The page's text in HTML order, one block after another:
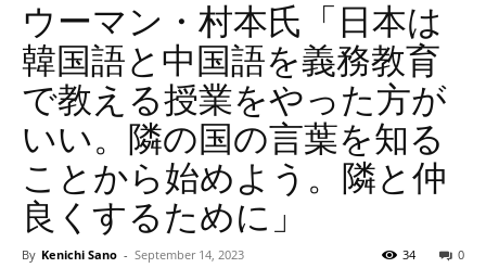
ウーマン・村本氏「日本は
韓国語と中国語を義務教育
で教える授業をやった方が
いい。隣の国の言葉を知る
ことから始めよう。隣と仲
良くするために」
By Kenichi Sano - September 14, 2023 0
34